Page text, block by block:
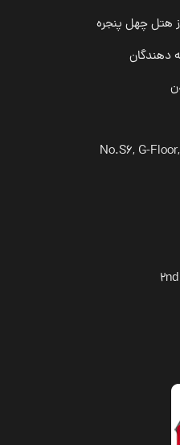
دهندگان
No.S6, G-